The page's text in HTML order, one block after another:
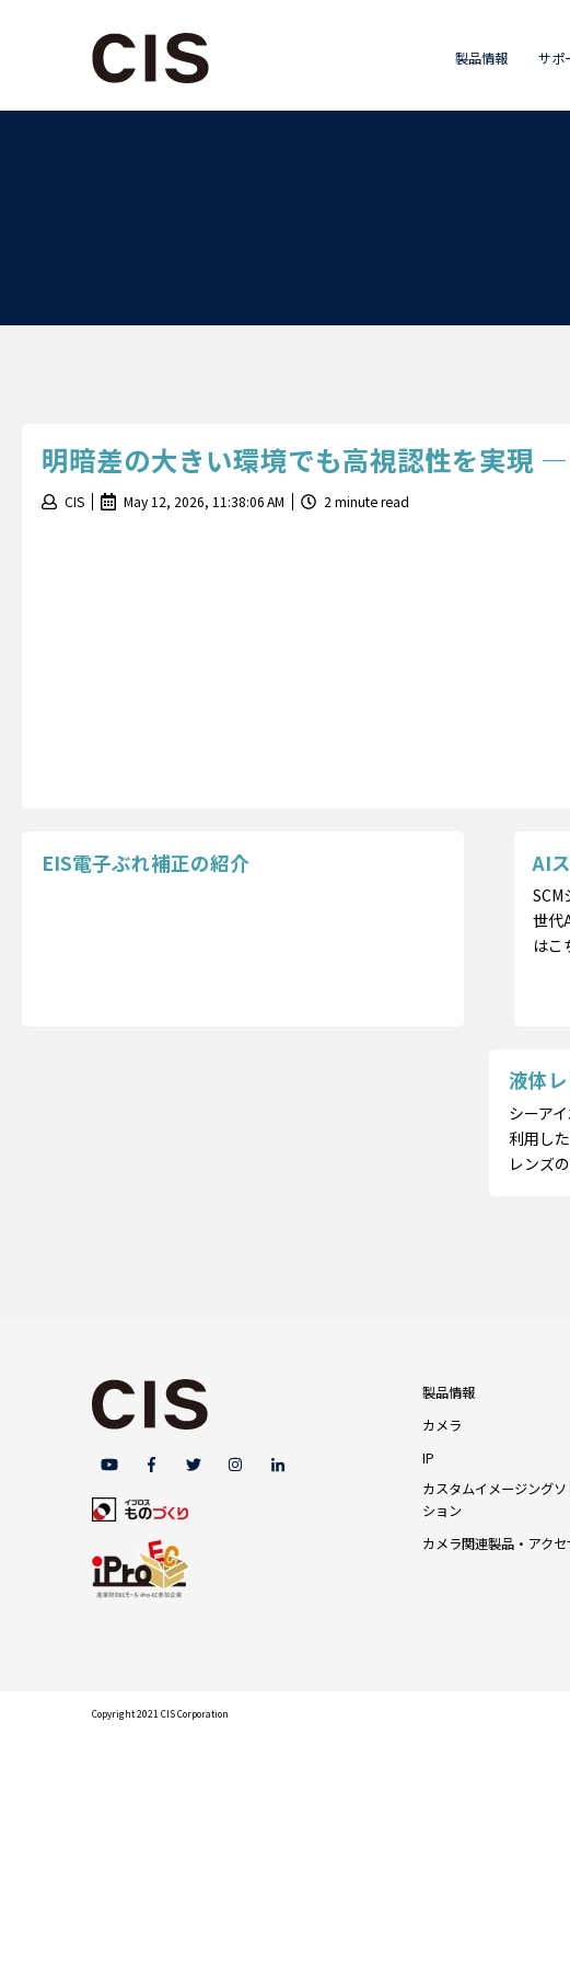
製品情報 サポ
明暗差の大きい環境でも高視認性を実現
CIS May 12, 2026, 11:38:06 AM 2 minute read
EIS電子ぶれ補正の紹介 AI
世代
はこ
液体
シーア
利用し
レンズ
製品情報
カメラ
IP
カスタムイメージングソ
ション
カメラ関連製品・アクセ
Copyright 2021 CIS Corporation